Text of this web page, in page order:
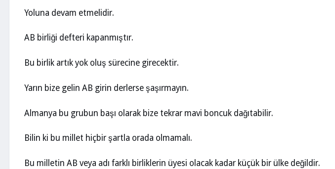
Yoluna devam etmelidir.
AB birliği defteri kapanmıştır.
Bu birlik artık yok oluş sürecine girecektir.
Yarın bize gelin AB girin derlerse şaşırmayın.
Almanya bu grubun başı olarak bize tekrar mavi boncuk dağıtabilir.
Bilin ki bu millet hiçbir şartla orada olmamalı.
Bu milletin AB veya adı farklı birliklerin üyesi olacak kadar küçük bir ülke değildir.